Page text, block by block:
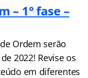
– 1° fase –
Ordem serão
2022! Revise os
em diferentes